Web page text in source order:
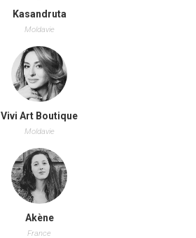
Kasandruta
Moldavie
Vivi Art Boutique
Moldavie
Akène
France